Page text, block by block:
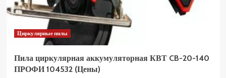
Циркулярные пилы
Пила циркулярная аккумуляторная КВТ CB-20-140
ПРОФИ 104532 (Цены)